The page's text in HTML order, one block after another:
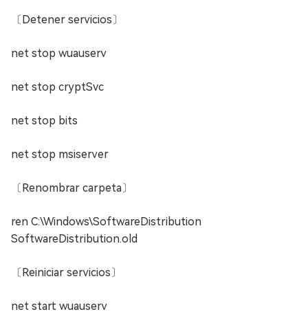
〔Detener servicios〕
net stop wuauserv
net stop cryptSvc
net stop bits
net stop msiserver
〔Renombrar carpeta〕
ren C:\Windows\SoftwareDistribution
SoftwareDistribution.old
〔Reiniciar servicios〕
net start wuauserv